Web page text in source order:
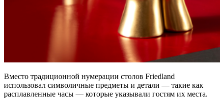
Вместо традиционной нумерации столов Friedland
использовал символичные предметы и детали — такие как
расплавленные часы — которые указывали гостям их места.